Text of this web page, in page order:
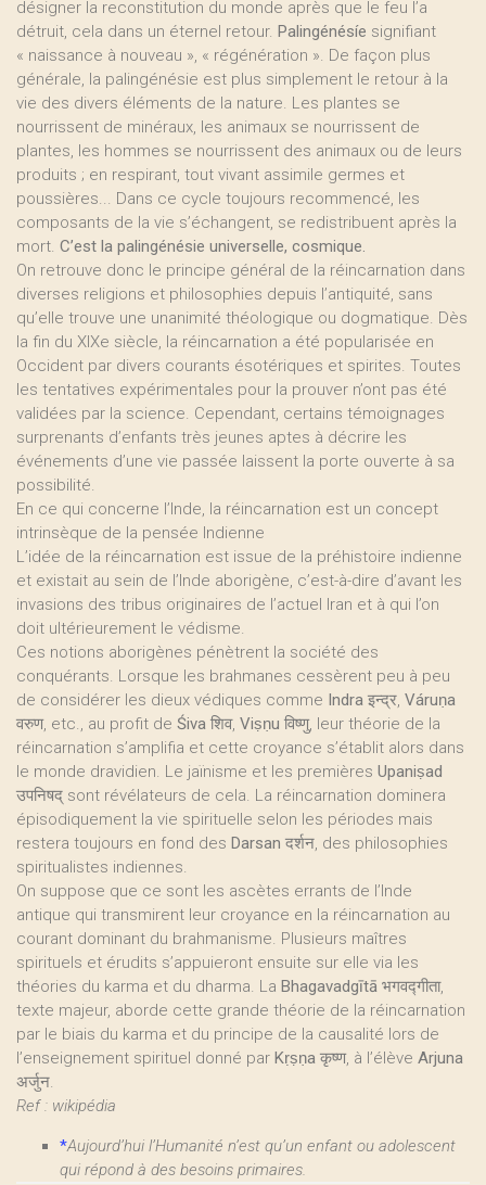
désigner la reconstitution du monde après que le feu l’a
détruit, cela dans un éternel retour. Palingénésíe signifiant
« naissance à nouveau », « régénération ». De façon plus
générale, la palingénésie est plus simplement le retour à la
vie des divers éléments de la nature. Les plantes se
nourrissent de minéraux, les animaux se nourrissent de
plantes, les hommes se nourrissent des animaux ou de leurs
produits ; en respirant, tout vivant assimile germes et
poussières... Dans ce cycle toujours recommencé, les
composants de la vie s’échangent, se redistribuent après la
mort. C’est la palingénésie universelle, cosmique.
On retrouve donc le principe général de la réincarnation dans
diverses religions et philosophies depuis l’antiquité, sans
qu’elle trouve une unanimité théologique ou dogmatique. Dès
la fin du XIXe siècle, la réincarnation a été popularisée en
Occident par divers courants ésotériques et spirites. Toutes
les tentatives expérimentales pour la prouver n’ont pas été
validées par la science. Cependant, certains témoignages
surprenants d’enfants très jeunes aptes à décrire les
événements d’une vie passée laissent la porte ouverte à sa
possibilité.
En ce qui concerne l’Inde, la réincarnation est un concept
intrinsèque de la pensée Indienne
L’idée de la réincarnation est issue de la préhistoire indienne
et existait au sein de l’Inde aborigène, c’est-à-dire d’avant les
invasions des tribus originaires de l’actuel Iran et à qui l’on
doit ultérieurement le védisme.
Ces notions aborigènes pénètrent la société des
conquérants. Lorsque les brahmanes cessèrent peu à peu
de considérer les dieux védiques comme Indra इन्द्र, Váruṇa
वरुण, etc., au profit de Śiva शिव, Viṣṇu विष्णु, leur théorie de la
réincarnation s’amplifia et cette croyance s’établit alors dans
le monde dravidien. Le jaïnisme et les premières Upaniṣad
उपनिषद् sont révélateurs de cela. La réincarnation dominera
épisodiquement la vie spirituelle selon les périodes mais
restera toujours en fond des Darsan दर्शन, des philosophies
spiritualistes indiennes.
On suppose que ce sont les ascètes errants de l’Inde
antique qui transmirent leur croyance en la réincarnation au
courant dominant du brahmanisme. Plusieurs maîtres
spirituels et érudits s’appuieront ensuite sur elle via les
théories du karma et du dharma. La Bhagavadgītā भगवद्गीता,
texte majeur, aborde cette grande théorie de la réincarnation
par le biais du karma et du principe de la causalité lors de
l’enseignement spirituel donné par Kṛṣṇa कृष्ण, à l’élève Arjuna
अर्जुन.
Ref : wikipédia
*Aujourd’hui l’Humanité n’est qu’un enfant ou adolescent
qui répond à des besoins primaires.